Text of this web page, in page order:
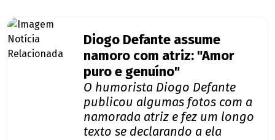
Diogo Defante assume
namoro com atriz: "Amor
puro e genuíno"
O humorista Diogo Defante
publicou algumas fotos com a
namorada atriz e fez um longo
texto se declarando a ela